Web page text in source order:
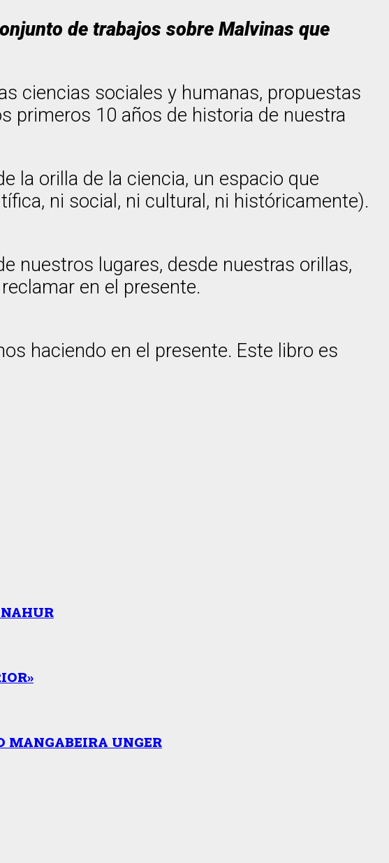
de trabajos sobre Malvinas que
ciencias sociales y humanas, propuestas
primeros 10 años de historia de nuestra
la orilla de la ciencia, un espacio que
ni social, ni cultural, ni históricamente).
nuestros lugares, desde nuestras orillas,
en el presente.
haciendo en el presente. Este libro es
MANGABEIRA UNGER